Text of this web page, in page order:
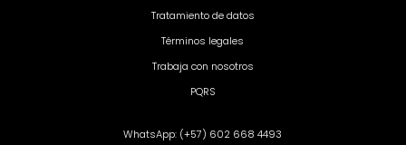
Tratamiento de datos
Términos legales
Trabaja con nosotros
PQRS
WhatsApp: (+57) 602 668 4493